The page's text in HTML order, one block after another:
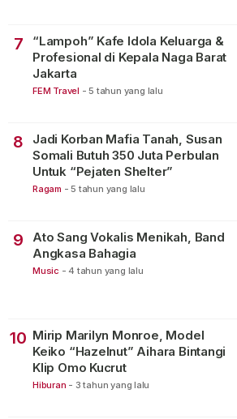
7
“Lampoh” Kafe Idola Keluarga &
Profesional di Kepala Naga Barat
Jakarta
FEM Travel - 5 tahun yang lalu
8
Jadi Korban Mafia Tanah, Susan
Somali Butuh 350 Juta Perbulan
Untuk “Pejaten Shelter”
Ragam - 5 tahun yang lalu
9
Ato Sang Vokalis Menikah, Band
Angkasa Bahagia
Music - 4 tahun yang lalu
10 Mirip Marilyn Monroe, Model
Keiko “Hazelnut” Aihara Bintangi
Klip Omo Kucrut
Hiburan - 3 tahun yang lalu